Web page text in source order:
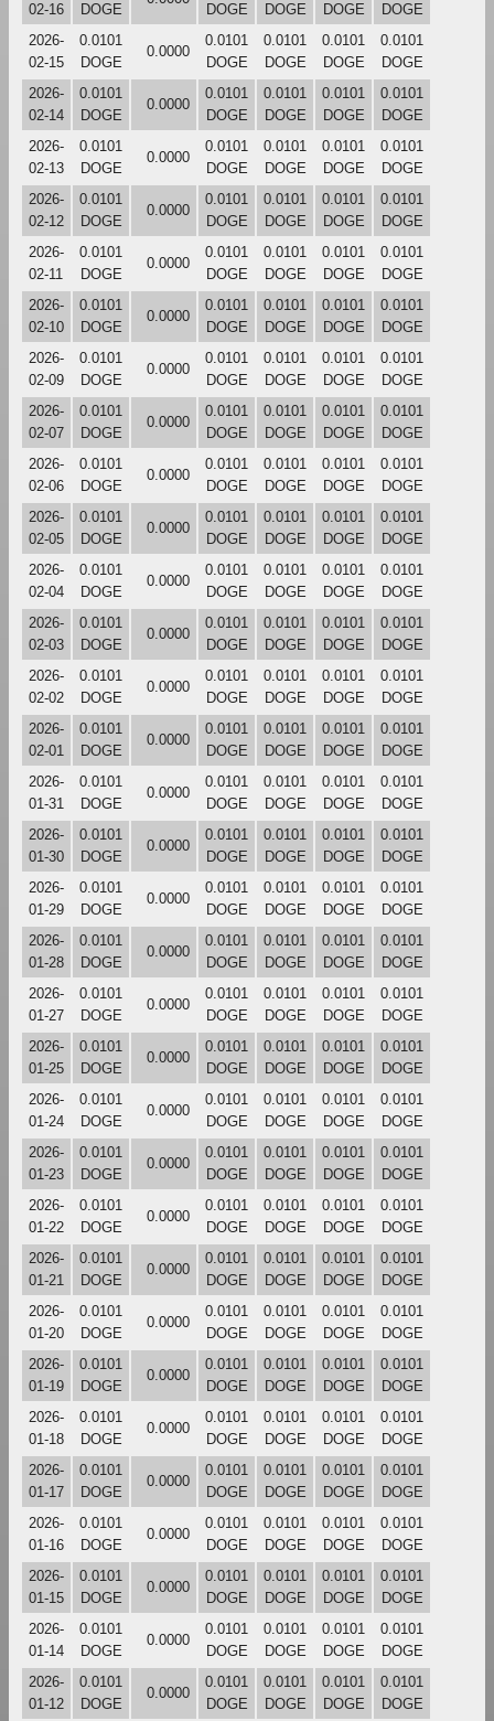
02-16
DOGE
DOGE
DOGE
DOGE
DOGE
2026-
02-15
0.0101
DOGE
0.0000
0.0101
DOGE
0.0101
DOGE
0.0101
DOGE
0.0101
DOGE
2026-
02-14
0.0101
DOGE
0.0000
0.0101
DOGE
0.0101
DOGE
0.0101
DOGE
0.0101
DOGE
2026-
02-13
0.0101
DOGE
0.0000
0.0101
DOGE
0.0101
DOGE
0.0101
DOGE
0.0101
DOGE
2026-
02-12
0.0101
DOGE
0.0000
0.0101
DOGE
0.0101
DOGE
0.0101
DOGE
0.0101
DOGE
2026-
02-11
0.0101
DOGE
0.0000
0.0101
DOGE
0.0101
DOGE
0.0101
DOGE
0.0101
DOGE
2026-
02-10
0.0101
DOGE
0.0000
0.0101
DOGE
0.0101
DOGE
0.0101
DOGE
0.0101
DOGE
2026-
02-09
0.0101
DOGE
0.0000
0.0101
DOGE
0.0101
DOGE
0.0101
DOGE
0.0101
DOGE
2026-
02-07
0.0101
DOGE
0.0000
0.0101
DOGE
0.0101
DOGE
0.0101
DOGE
0.0101
DOGE
2026-
02-06
0.0101
DOGE
0.0000
0.0101
DOGE
0.0101
DOGE
0.0101
DOGE
0.0101
DOGE
2026-
02-05
0.0101
DOGE
0.0000
0.0101
DOGE
0.0101
DOGE
0.0101
DOGE
0.0101
DOGE
2026-
02-04
0.0101
DOGE
0.0000
0.0101
DOGE
0.0101
DOGE
0.0101
DOGE
0.0101
DOGE
2026-
02-03
0.0101
DOGE
0.0000
0.0101
DOGE
0.0101
DOGE
0.0101
DOGE
0.0101
DOGE
2026-
02-02
0.0101
DOGE
0.0000
0.0101
DOGE
0.0101
DOGE
0.0101
DOGE
0.0101
DOGE
2026-
02-01
0.0101
DOGE
0.0000
0.0101
DOGE
0.0101
DOGE
0.0101
DOGE
0.0101
DOGE
2026-
01-31
0.0101
DOGE
0.0000
0.0101
DOGE
0.0101
DOGE
0.0101
DOGE
0.0101
DOGE
2026-
01-30
0.0101
DOGE
0.0000
0.0101
DOGE
0.0101
DOGE
0.0101
DOGE
0.0101
DOGE
2026-
01-29
0.0101
DOGE
0.0000
0.0101
DOGE
0.0101
DOGE
0.0101
DOGE
0.0101
DOGE
2026-
01-28
0.0101
DOGE
0.0000
0.0101
DOGE
0.0101
DOGE
0.0101
DOGE
0.0101
DOGE
2026-
01-27
0.0101
DOGE
0.0000
0.0101
DOGE
0.0101
DOGE
0.0101
DOGE
0.0101
DOGE
2026-
01-25
0.0101
DOGE
0.0000
0.0101
DOGE
0.0101
DOGE
0.0101
DOGE
0.0101
DOGE
2026-
01-24
0.0101
DOGE
0.0000
0.0101
DOGE
0.0101
DOGE
0.0101
DOGE
0.0101
DOGE
2026-
01-23
0.0101
DOGE
0.0000
0.0101
DOGE
0.0101
DOGE
0.0101
DOGE
0.0101
DOGE
2026-
01-22
0.0101
DOGE
0.0000
0.0101
DOGE
0.0101
DOGE
0.0101
DOGE
0.0101
DOGE
2026-
01-21
0.0101
DOGE
0.0000
0.0101
DOGE
0.0101
DOGE
0.0101
DOGE
0.0101
DOGE
2026-
01-20
0.0101
DOGE
0.0000
0.0101
DOGE
0.0101
DOGE
0.0101
DOGE
0.0101
DOGE
2026-
01-19
0.0101
DOGE
0.0000
0.0101
DOGE
0.0101
DOGE
0.0101
DOGE
0.0101
DOGE
2026-
01-18
0.0101
DOGE
0.0000
0.0101
DOGE
0.0101
DOGE
0.0101
DOGE
0.0101
DOGE
2026-
01-17
0.0101
DOGE
0.0000
0.0101
DOGE
0.0101
DOGE
0.0101
DOGE
0.0101
DOGE
2026-
01-16
0.0101
DOGE
0.0000
0.0101
DOGE
0.0101
DOGE
0.0101
DOGE
0.0101
DOGE
2026-
01-15
0.0101
DOGE
0.0000
0.0101
DOGE
0.0101
DOGE
0.0101
DOGE
0.0101
DOGE
2026-
01-14
0.0101
DOGE
0.0000
0.0101
DOGE
0.0101
DOGE
0.0101
DOGE
0.0101
DOGE
2026-
01-12
0.0101
DOGE
0.0000
0.0101
DOGE
0.0101
DOGE
0.0101
DOGE
0.0101
DOGE